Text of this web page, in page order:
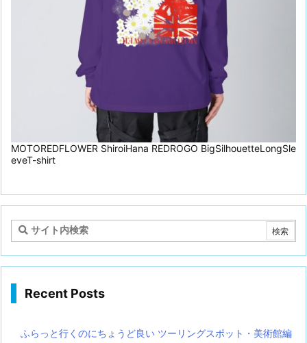
MOTOREDFLOWER ShiroiHana REDROGO BigSilhouetteLongSle
eveT-shirt
Recent Posts
ふらっと行くのにちょうど良い ツーリングスポット・美術館編